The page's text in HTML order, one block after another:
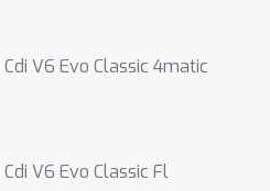
V6 Evo Classic 4matic
V6 Evo Classic Fl